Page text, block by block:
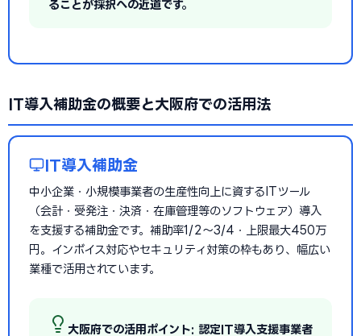
ることが採択への近道です。
IT導入補助金の概要と大阪府での活用法
IT導入補助金
中小企業・小規模事業者の生産性向上に資するITツール
（会計・受発注・決済・在庫管理等のソフトウェア）導入
を支援する補助金です。補助率1/2〜3/4・上限最大450万
円。インボイス対応やセキュリティ対策の枠もあり、幅広い
業種で活用されています。
大阪府での活用ポイント: 認定IT導入支援事業者